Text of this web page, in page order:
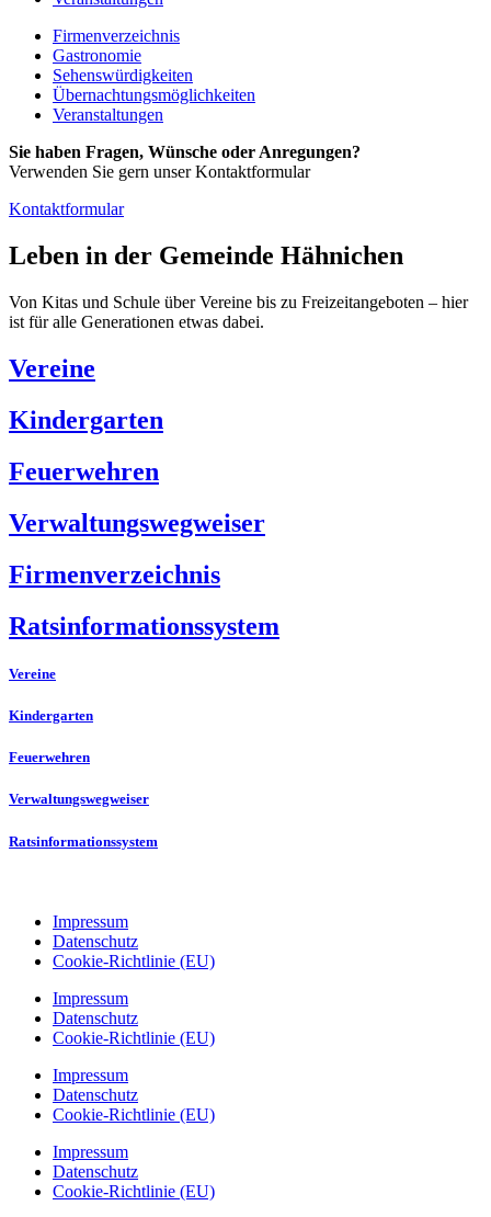
Firmenverzeichnis
Gastronomie
Sehenswürdigkeiten
Übernachtungsmöglichkeiten
Veranstaltungen
Sie haben Fragen, Wünsche oder Anregungen?
Verwenden Sie gern unser Kontaktformular
Kontaktformular
Leben in der Gemeinde Hähnichen
Von Kitas und Schule über Vereine bis zu Freizeitangeboten – hier
ist für alle Generationen etwas dabei.
Vereine
Kindergarten
Feuerwehren
Verwaltungswegweiser
Firmenverzeichnis
Ratsinformationssystem
Vereine
Kindergarten
Feuerwehren
Verwaltungswegweiser
Ratsinformationssystem
Impressum
Datenschutz
Cookie-Richtlinie (EU)
Impressum
Datenschutz
Cookie-Richtlinie (EU)
Impressum
Datenschutz
Cookie-Richtlinie (EU)
Impressum
Datenschutz
Cookie-Richtlinie (EU)